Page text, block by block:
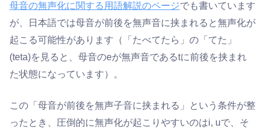
母音の無声化に関する用語解説のページでも書いています
が、日本語では母音が前後を無声音に挟まれると無声化が
起こる可能性があります（「たべてたら」の「てた」
(teta)を見ると、母音のeが無声音であるtに前後を挟まれ
た状態になっています）。
この「母音が前後を無声子音に挟まれる」という条件が整
ったとき、圧倒的に無声化が起こりやすいのはi, uで、そ